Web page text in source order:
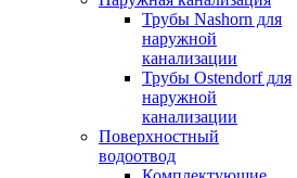
Трубы Nashorn для
наружной
канализации
Трубы Ostendorf для
наружной
канализации
Поверхностный
водоотвод